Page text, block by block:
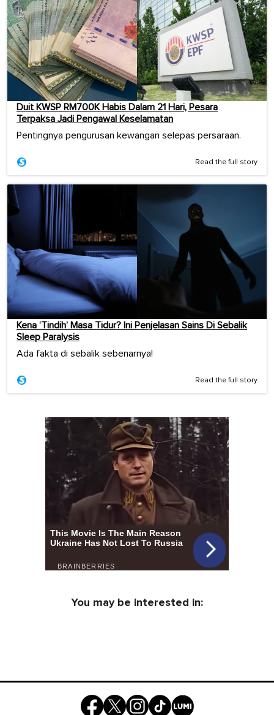
Duit KWSP RM700K Habis Dalam 21 Hari, Pesara
Terpaksa Jadi Pengawal Keselamatan
Pentingnya pengurusan kewangan selepas persaraan.
Read the full story
Kena ‘Tindih’ Masa Tidur? Ini Penjelasan Sains Di Sebalik
Sleep Paralysis
Ada fakta di sebalik sebenarnya!
Read the full story
You may be interested in: